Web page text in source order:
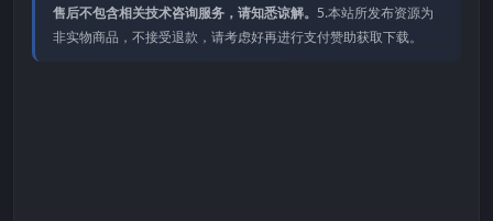
售后不包含相关技术咨询服务，请知悉谅解。 5.本站所发布资源为
非实物商品，不接受退款，请考虑好再进行支付赞助获取下载。